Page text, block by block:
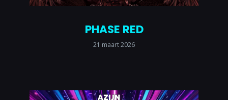
PHASE RED
21 maart 2026